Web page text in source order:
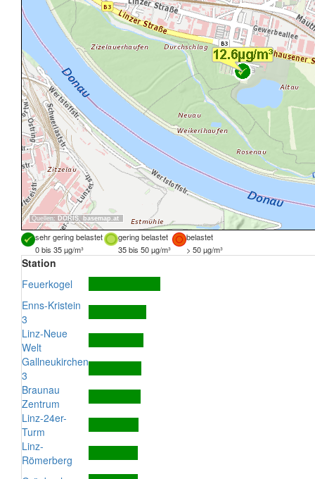
Quellen: DORIS, basemap.at
sehr gering belastet gering belastet
belastet
0 bis 35 µg/m³
35 bis 50 µg/m³ > 50 µg/m³
Station
Feuerkogel
Enns-Kristein
3
Linz-Neue
Welt
Gallneukirchen
3
Braunau
Zentrum
Linz-24er-
Turm
Linz-
Römerberg